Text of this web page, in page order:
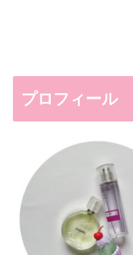
プロフィール